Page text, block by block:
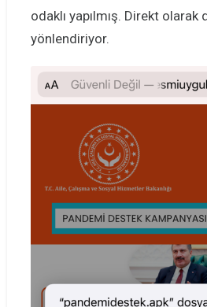
odaklı yapılmış. Direkt
yönlendiriyor.